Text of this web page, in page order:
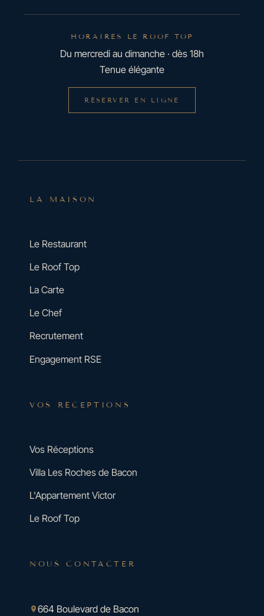
HORAIRES LE ROOF TOP
Du mercredi au dimanche · dès 18h
Tenue élégante
RÉSERVER EN LIGNE
LA MAISON
Le Restaurant
Le Roof Top
La Carte
Le Chef
Recrutement
Engagement RSE
VOS RÉCEPTIONS
Vos Réceptions
Villa Les Roches de Bacon
L'Appartement Victor
Le Roof Top
NOUS CONTACTER
664 Boulevard de Bacon